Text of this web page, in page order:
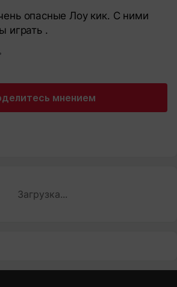
опасные Лоу кик. С ними
играть .
мнением
Загрузка...